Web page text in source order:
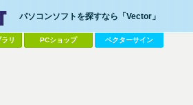
パソコンソフトを探すなら「Vector」
リ PCショップ ベクターサイン